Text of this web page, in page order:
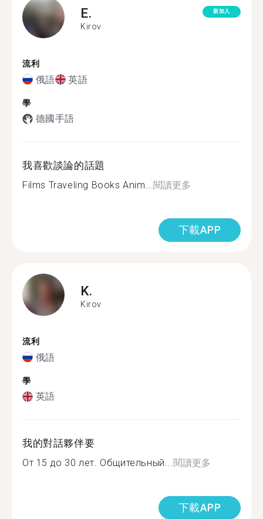
E.
Kirov
新加入
流利
俄語 英語
學
德國手語
我喜歡談論的話題
Films Traveling Books Anim...閱讀更多
下載APP
K.
Kirov
流利
俄語
學
英語
我的對話夥伴要
От 15 до 30 лет. Общительный...閱讀更多
下載APP